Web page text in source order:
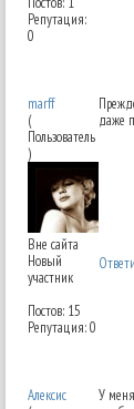
Репутация:
0
marff
(
Пользователь
)
Вне сайта
Новый
участник
Постов: 15
Репутация: 0
даже
Алексис
У